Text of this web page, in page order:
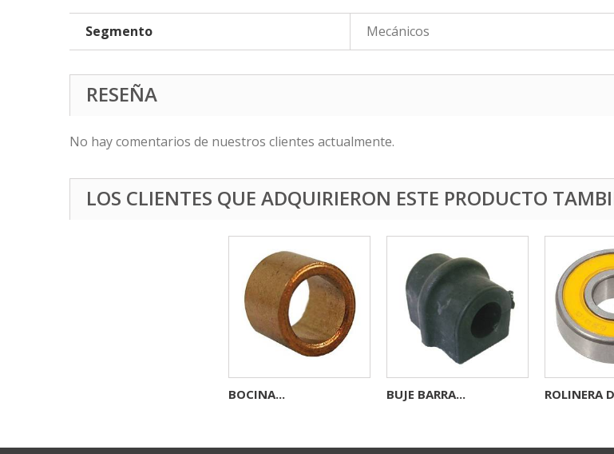
Segmento Mecánicos
RESEÑA
No hay comentarios de nuestros clientes actualmente.
LOS CLIENTES QUE ADQUIRIERON ESTE PRODUCTO
BOCINA... BUJE BARRA... ROLINERA